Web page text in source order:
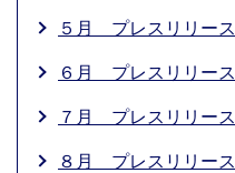
５月 プレスリリース
６月 プレスリリース
７月 プレスリリース
８月 プレスリリース